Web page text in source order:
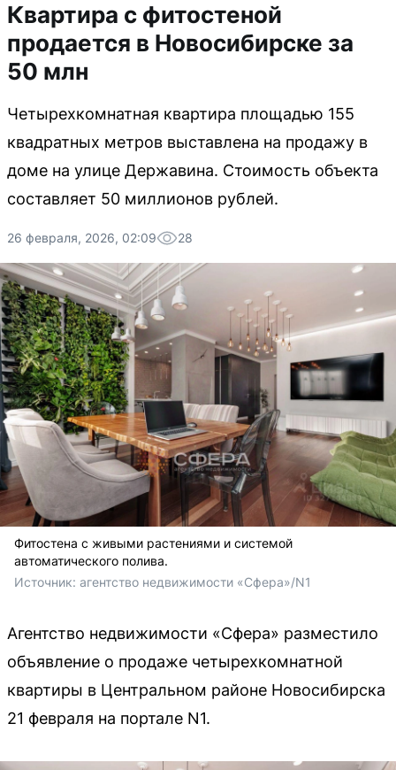
Квартира с фитостеной
продается в Новосибирске за
50 млн
Четырехкомнатная квартира площадью 155
квадратных метров выставлена на продажу в
доме на улице Державина. Стоимость объекта
составляет 50 миллионов рублей.
26 февраля, 2026, 02:09 28
Фитостена с живыми растениями и системой
автоматического полива.
Источник: агентство недвижимости «Сфера»/N1
Агентство недвижимости «Сфера» разместило
объявление о продаже четырехкомнатной
квартиры в Центральном районе Новосибирска
21 февраля на портале N1.